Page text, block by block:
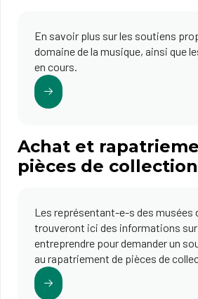
En savoir plus sur les soutiens
domaine de la musique, ainsi que
en cours.
Achat et
pièces de
Les représentant-e-s des musées
trouveront ici des informations sur
entreprendre pour demander un
au rapatriement de pièces de